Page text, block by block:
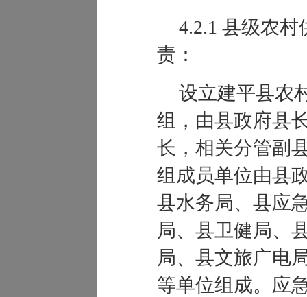
4.2.1 县级农村
责：
设立建平县农
组，由县政府县
长，相关分管副
组成员单位由县
县水务局、县应
局、县卫健局、
局、县文旅广电
等单位组成。应